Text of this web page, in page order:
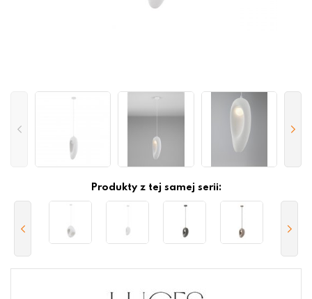
Produkty z tej samej serii: